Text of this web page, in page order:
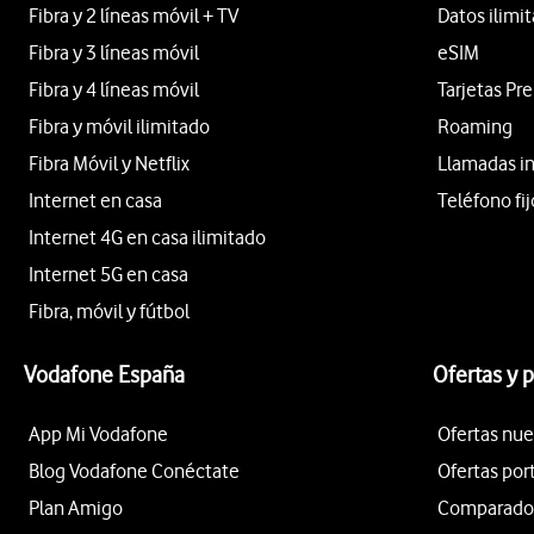
Fibra y 2 líneas móvil + TV
Fibra y 3 líneas móvil
Fibra y 4 líneas móvil
Fibra y móvil ilimitado
Fibra Móvil y Netflix
Internet en casa
Internet 4G en casa ilimitado
Internet 5G en casa
Fibra, móvil y fútbol
Datos
eSIM
Tarjetas
Roaming
Llamadas
Teléfono
Vodafone España
App Mi Vodafone
Blog Vodafone Conéctate
Plan Amigo
Ofertas y
Ofertas
Ofertas